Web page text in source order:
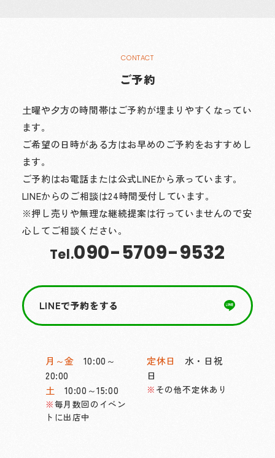
ご予約
土曜や夕方の時間帯はご予約が埋まりやすくなってい
ます。
ご希望の日時がある方はお早めのご予約をおすすめし
ます。
ご予約はお電話または公式LINEから承っています。
LINEからのご相談は24時間受付しています。
※押し売りや無理な継続提案は行っていませんので安
心してご相談ください。
Tel.090-5709-9532
LINEで予約をする
月～金
10:00～
20:00
土
10:00～15:00
毎月数回のイベン
トに出店中
定休日
水・日祝
日
その他不定休あり